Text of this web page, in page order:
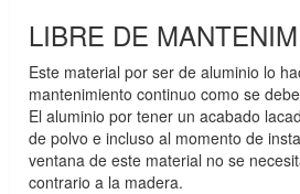
LIBRE DE
Este material por ser de aluminio lo
mantenimiento continuo como se
El aluminio por tener un acabado
de polvo e incluso al momento de
ventana de este material no se
contrario a la madera.